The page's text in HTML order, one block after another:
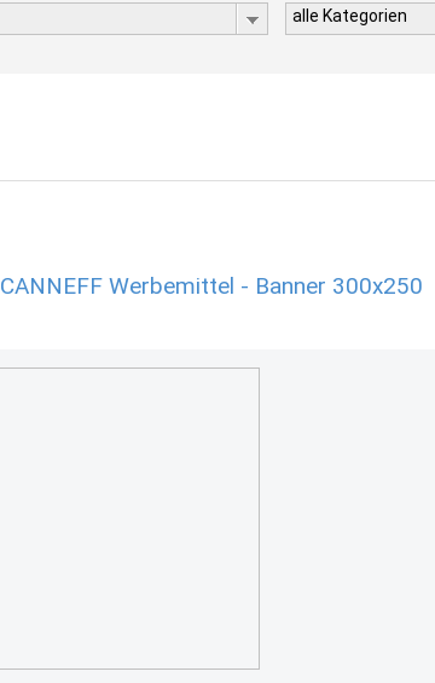
alle Kategorien
CANNEFF Werbemittel - Banner 300x250